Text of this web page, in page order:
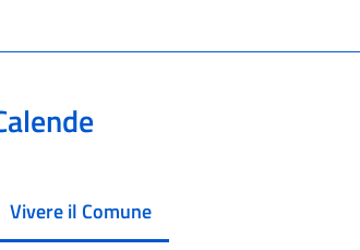
Vivere il Comune
menu selezionato